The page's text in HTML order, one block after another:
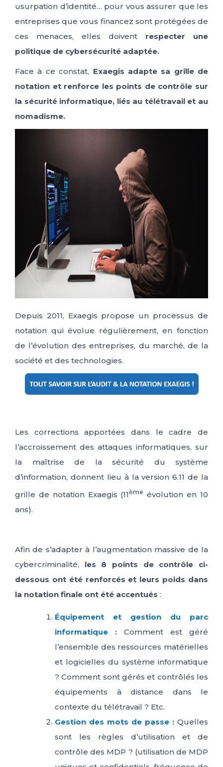
usurpation d’identité… pour vous assurer que les
entreprises que vous financez sont protégées de
ces menaces, elles doivent respecter une
politique de cybersécurité adaptée.
Face à ce constat, Exaegis adapte sa grille de
notation et renforce les points de contrôle sur
la sécurité informatique, liés au télétravail et au
nomadisme.
Depuis 2011, Exaegis propose un processus de
notation qui évolue régulièrement, en fonction
de l’évolution des entreprises, du marché, de la
société et des technologies.
Les corrections apportées dans le cadre de
l’accroissement des attaques informatiques, sur
la maîtrise de la sécurité du système
d’information, donnent lieu à la version 6.11 de la
grille de notation Exaegis (11ème évolution en 10
ans).
Afin de s’adapter à l’augmentation massive de la
cybercriminalité, les 8 points de contrôle ci-
dessous ont été renforcés et leurs poids dans
la notation finale ont été accentués :
Équipement et gestion du parc
informatique : Comment est géré
l’ensemble des ressources matérielles
et logicielles du système informatique
? Comment sont gérés et contrôlés les
équipements à distance dans le
contexte du télétravail ? Etc.
Gestion des mots de passe : Quelles
sont les règles d’utilisation et de
contrôle des MDP ? (utilisation de MDP